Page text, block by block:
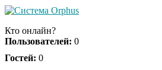
Кто онлайн?
Пользователей: 0
Гостей: 0